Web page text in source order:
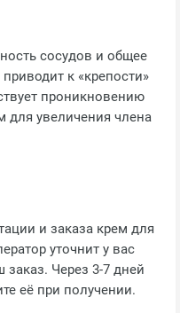
сосудов и общее
к «крепости»
проникновению
увеличения члена
и заказа крем для
уточнит у вас
Через 3-7 дней
её при получении.